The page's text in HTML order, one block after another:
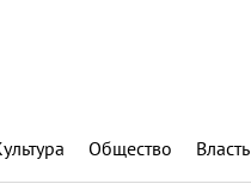
Общество Власть